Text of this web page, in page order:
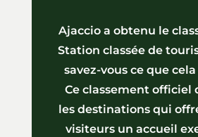
Ajaccio a obtenu le
Station classée de
savez-vous ce que
Ce classement officiel
les destinations qui
visiteurs un accueil